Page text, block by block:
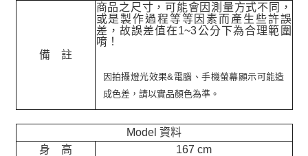
備 註
商品之尺寸，可能會因測量方式不同，
或是製作過程等等因素而產生些許誤
差，故誤差值在1~3公分下為合理範圍
唷！
因拍攝燈光效果&電腦、手機螢幕顯示可能造
成色差，請以實品顏色為準。
Model 資料
身 高
167 cm